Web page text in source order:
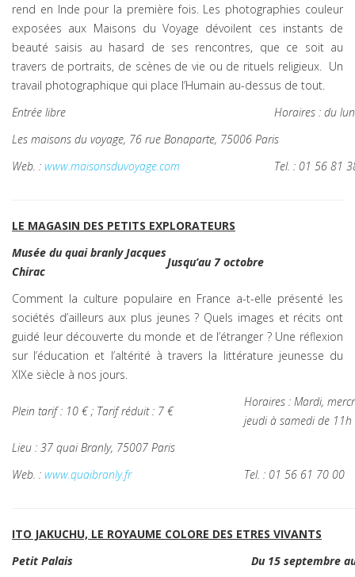
rend en Inde pour la première fois. Les photographies couleur
exposées aux Maisons du Voyage dévoilent ces instants de
beauté saisis au hasard de ses rencontres, que ce soit au
travers de portraits, de scènes de vie ou de rituels religieux. Un
travail photographique qui place l’Humain au-dessus de tout.
Entrée libre
Horaires : du
Les maisons du voyage, 76 rue Bonaparte, 75006 Paris
Web. : www.maisonsduvoyage.com Tel. : 01 56 81
LE MAGASIN DES PETITS EXPLORATEURS
Musée du quai branly Jacques
Chirac
Jusqu’au 7 octobre
Comment la culture populaire en France a-t-elle présenté les
sociétés d’ailleurs aux plus jeunes ? Quels images et récits ont
guidé leur découverte du monde et de l’étranger ? Une réflexion
sur l’éducation et l’altérité à travers la littérature jeunesse du
XIXe siècle à nos jours.
Plein tarif : 10 € ; Tarif réduit : 7 €
Horaires : Mardi,
jeudi à samedi de
Lieu : 37 quai Branly, 75007 Paris
Web. : www.quaibranly.fr Tel. : 01 56 61 70 00
ITO JAKUCHU, LE ROYAUME COLORE DES ETRES VIVANTS
Petit Palais
Du 15 septembre